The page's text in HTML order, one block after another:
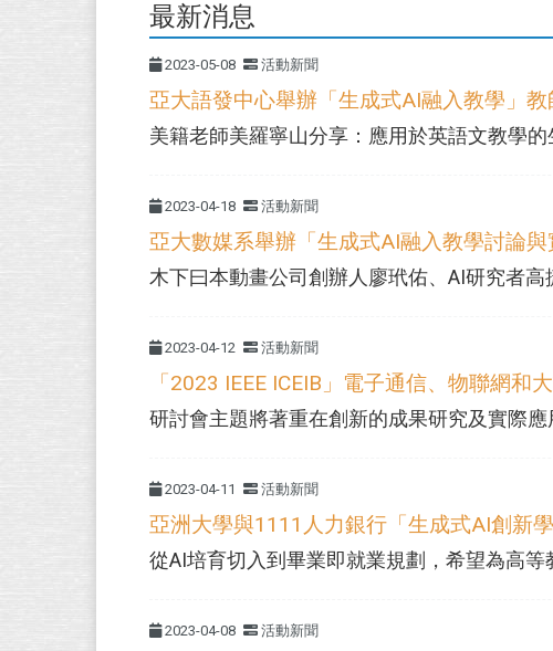
最新消息
2023-05-08 活動新聞
亞大語發中心舉辦「生成式AI融入教學」
美籍老師美羅寧山分享：應用於英語文教學
2023-04-18 活動新聞
亞大數媒系舉辦「生成式AI融入教學討論
木下曰本動畫公司創辦人廖玳佑、AI研究者
2023-04-12 活動新聞
「2023 IEEE ICEIB」電子通信、物聯網
研討會主題將著重在創新的成果研究及實際
2023-04-11 活動新聞
亞洲大學與1111人力銀行「生成式AI創新
從AI培育切入到畢業即就業規劃，希望為高
2023-04-08 活動新聞